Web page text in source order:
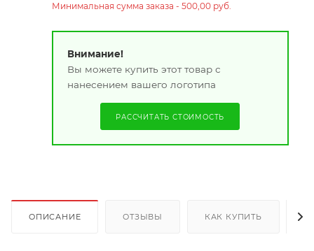
Минимальная сумма заказа - 500,00 руб.
Внимание!
Вы можете купить этот товар с
нанесением вашего логотипа
РАССЧИТАТЬ СТОИМОСТЬ
ОПИСАНИЕ ОТЗЫВЫ КАК КУПИТЬ